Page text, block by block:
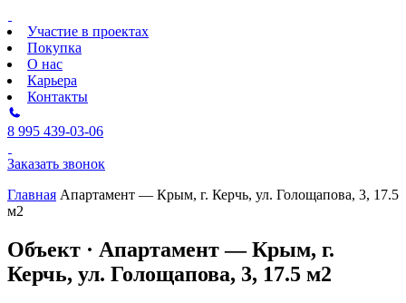
Участие в проектах
Покупка
О нас
Карьера
Контакты
8 995 439-03-06
Заказать звонок
Главная Апартамент — Крым, г. Керчь, ул. Голощапова, 3, 17.5
м2
Объект · Апартамент — Крым, г.
Керчь, ул. Голощапова, 3, 17.5 м2